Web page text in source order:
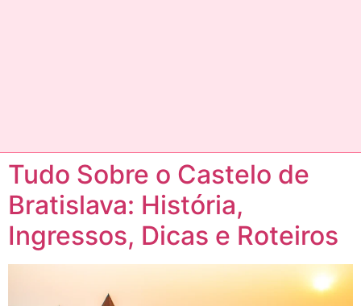
Tudo Sobre o Castelo de
Bratislava: História,
Ingressos, Dicas e Roteiros